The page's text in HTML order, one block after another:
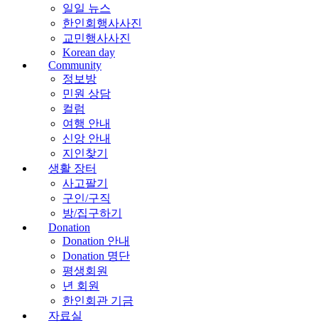
일일 뉴스
한인회행사사진
교민행사사진
Korean day
Community
정보방
민원 상담
컬럼
여행 안내
신앙 안내
지인찾기
생활 장터
사고팔기
구인/구직
방/집구하기
Donation
Donation 안내
Donation 명단
평생회원
년 회원
한인회관 기금
자료실